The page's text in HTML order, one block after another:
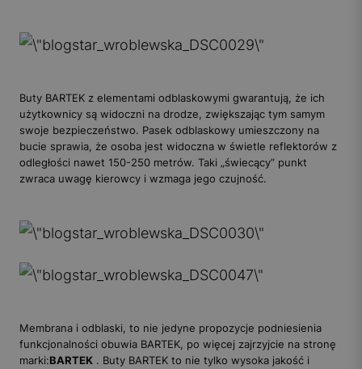
Buty BARTEK z elementami odblaskowymi gwarantują, że ich
użytkownicy są widoczni na drodze, zwiększając tym samym
swoje bezpieczeństwo. Pasek odblaskowy umieszczony na
bucie sprawia, że osoba jest widoczna w świetle reflektorów z
odległości nawet 150-250 metrów. Taki „świecący” punkt
zwraca uwagę kierowcy i wzmaga jego czujność.
Membrana i odblaski, to nie jedyne propozycje podniesienia
funkcjonalności obuwia BARTEK, po więcej zajrzyjcie na stronę
marki:BARTEK . Buty BARTEK to nie tylko wysoka jakość i